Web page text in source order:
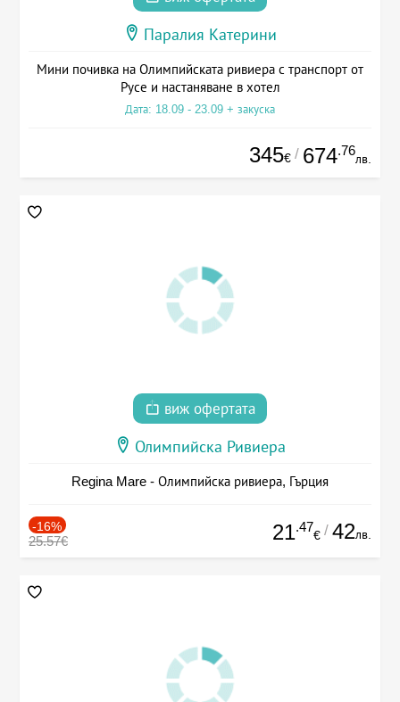
Паралия Катерини
Мини почивка на Олимпийската ривиера с транспорт от
Русе и настаняване в хотел
Дата: 18.09 - 23.09 + закуска
345€ / 674.76
лв.
виж офертата
Олимпийска Ривиера
Regina Mare - Олимпийска ривиера, Гърция
-16%
25.57€ 21.47
€ / 42лв.